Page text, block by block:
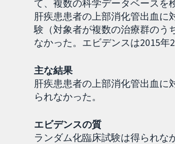
て、複数の科学データベースを
肝疾患患者の上部消化管出血に
験（対象者が複数の治療群のう
なかった。エビデンスは2015年
主な結果
肝疾患患者の上部消化管出血に
られなかった。
エビデンスの質
ランダム化臨床試験は得られな